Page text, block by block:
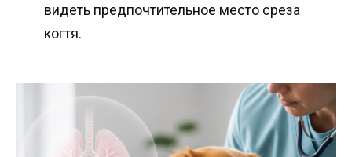
видеть предпочтительное место среза
когтя.